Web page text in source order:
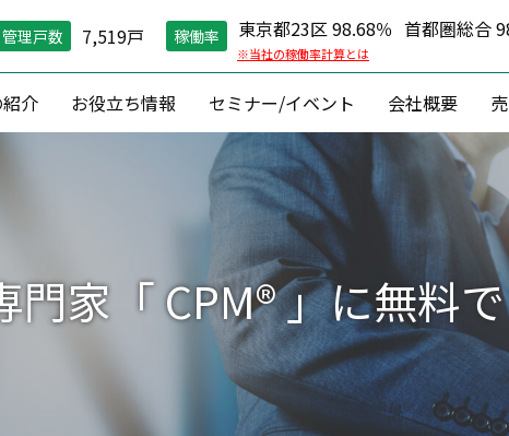
管理戸数 7,519戸 稼働率
※当社の稼働率計算とは
東京都23区 98.68％ 首都圏総合
空室対策）
円リノベ
住環境維持
現場管理
24時間コールセンター
０円原状回復「ZEROプラン」
コン
資産価値
資産形成 ・
収益改善
相続
建
介 お役立ち情報 セミナー/イベント 会社概要
家「 CPM® 」に無料